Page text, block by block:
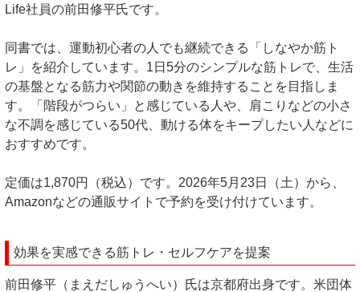
Life社員の前田修平氏です。
同書では、運動初心者の人でも継続できる「しなやか筋ト
レ」を紹介しています。1日5分のシンプルな筋トレで、生活
の基盤となる筋力や関節の動きを維持することを目指しま
す。「階段がつらい」と感じている人や、肩こりなどの小さ
な不調を感じている50代、動ける体をキープしたい人などに
おすすめです。
定価は1,870円（税込）です。2026年5月23日（土）から、
Amazonなどの通販サイトで予約を受け付けています。
効果を実感できる筋トレ・セルフケアを提案
前田修平（まえだしゅうへい）氏は京都府出身です。米団体